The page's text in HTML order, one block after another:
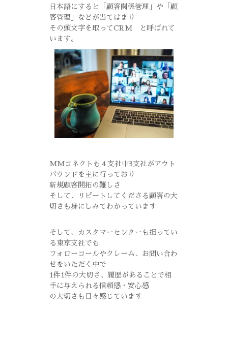
日本語にすると「顧客関係管理」や「顧
客管理」などが当てはまり
その頭文字を取ってCRM と呼ばれて
います。
MMコネクトも４支社中3支社がアウト
バウンドを主に行っており
新規顧客開拓の難しさ
そして、リピートしてくださる顧客の大
切さも身にしみてわかっています
そして、カスタマーセンターも担ってい
る東京支社でも
フォローコールやクレーム、お問い合わ
せをいただく中で
1件1件の大切さ、履歴があることで相
手に与えられる信頼感・安心感
の大切さも日々感じています